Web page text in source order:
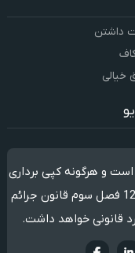
داشتن
خیالی
و هرگونه کپی برداری
بدون ذکر منبع ممنوع می باشد. طبق ماده 12 فصل سوم قانون جرائم
قانونی خواهد داشت.